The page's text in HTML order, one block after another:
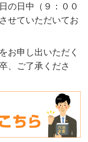
の日中（９：００
せていただいてお
お申し出いただく
、ご了承くださ